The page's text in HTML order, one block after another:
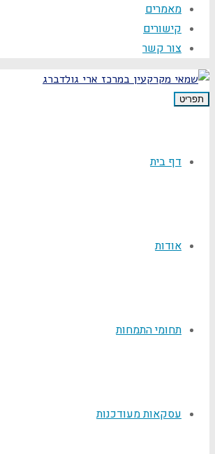
מאמרים
קישורים
צור קשר
תפריט
דף בית
אודות
תחומי התמחות
עסקאות מעודכנות